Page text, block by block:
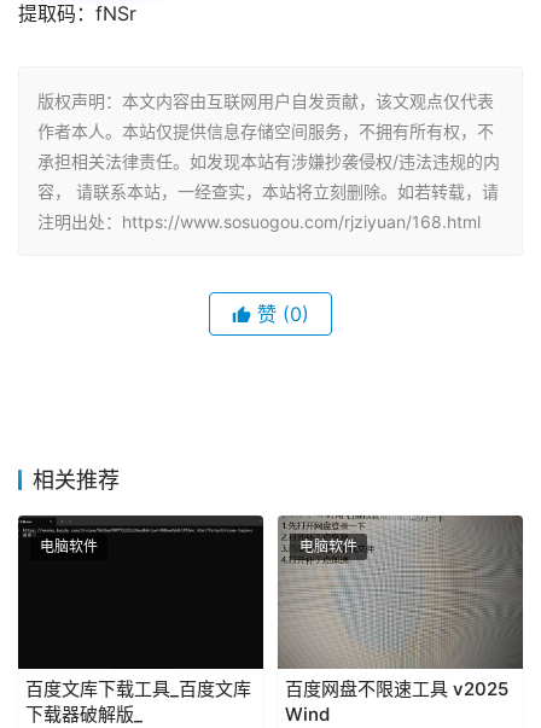
提取码：fNSr
版权声明：本文内容由互联网用户自发贡献，该文观点仅代表
作者本人。本站仅提供信息存储空间服务，不拥有所有权，不
承担相关法律责任。如发现本站有涉嫌抄袭侵权/违法违规的内
容， 请联系本站，一经查实，本站将立刻删除。如若转载，请
注明出处：https://www.sosuogou.com/rjziyuan/168.html
赞 (0)
相关推荐
电脑软件
百度文库下载工具_百度文库
下载器破解版_
电脑软件
百度网盘不限速工具 v2025
Wind